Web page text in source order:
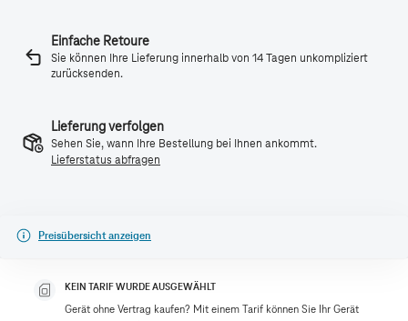
Einfache Retoure
Sie können Ihre Lieferung innerhalb von 14 Tagen unkompliziert
zurücksenden.
Lieferung verfolgen
Sehen Sie, wann Ihre Bestellung bei Ihnen ankommt.
Lieferstatus abfragen
Preisübersicht anzeigen
KEIN TARIF WURDE AUSGEWÄHLT
Gerät ohne Vertrag kaufen? Mit einem Tarif können Sie Ihr Gerät